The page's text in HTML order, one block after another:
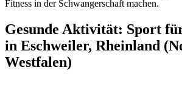
Fitness in der Schwangerschaft machen.
Gesunde Aktivität: Sport
in Eschweiler, Rheinland
Westfalen)